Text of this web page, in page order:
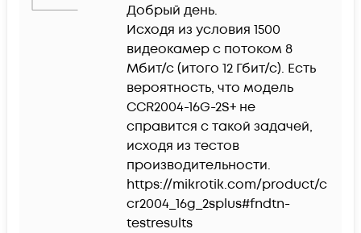
Добрый день.
Исходя из условия 1500
видеокамер с потоком 8
Мбит/с (итого 12 Гбит/с). Есть
вероятность, что модель
CCR2004-16G-2S+ не
справится с такой задачей,
исходя из тестов
производительности.
https://mikrotik.com/product/c
cr2004_16g_2splus#fndtn-
testresults